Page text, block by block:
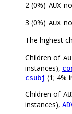
2 (0%) AUX
3 (0%) AUX
The highest
Children of
instances),
csubj (1; 4%
Children of
instances),